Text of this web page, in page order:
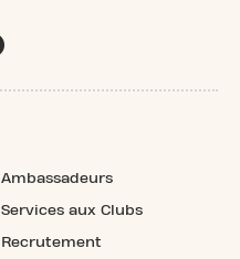
Ambassadeurs
Services aux Clubs
Recrutement